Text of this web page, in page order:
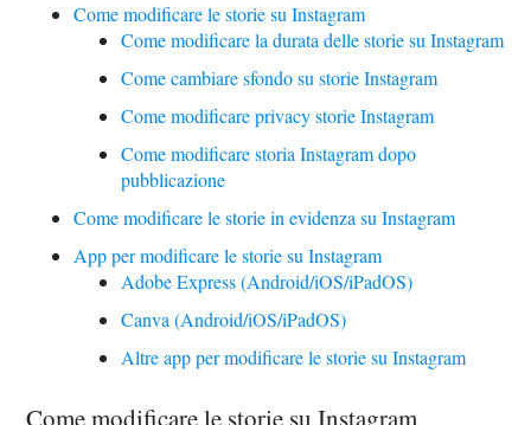
Come modificare le storie su Instagram
Come modificare la durata delle storie su Instagram
Come cambiare sfondo su storie Instagram
Come modificare privacy storie Instagram
Come modificare storia Instagram dopo
pubblicazione
Come modificare le storie in evidenza su Instagram
App per modificare le storie su Instagram
Adobe Express (Android/iOS/iPadOS)
Canva (Android/iOS/iPadOS)
Altre app per modificare le storie su Instagram
Come modificare le storie su Instagram